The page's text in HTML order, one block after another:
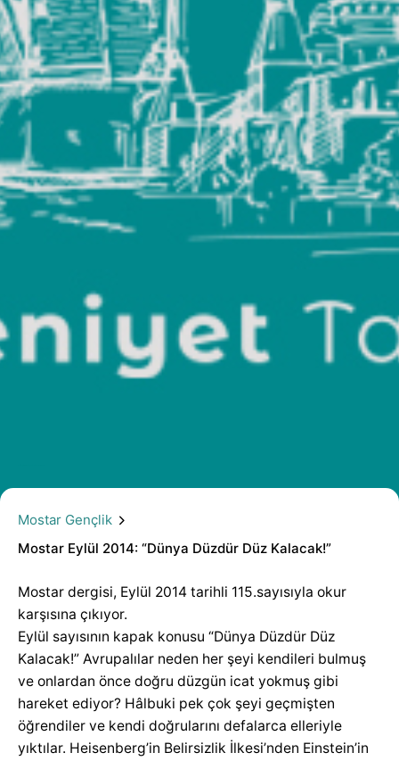
Mostar Gençlik
Mostar Eylül 2014: “Dünya Düzdür Düz Kalacak!”
Mostar dergisi, Eylül 2014 tarihli 115.sayısıyla okur
karşısına çıkıyor.
Eylül sayısının kapak konusu “Dünya Düzdür Düz
Kalacak!” Avrupalılar neden her şeyi kendileri bulmuş
ve onlardan önce doğru düzgün icat yokmuş gibi
hareket ediyor? Hâlbuki pek çok şeyi geçmişten
öğrendiler ve kendi doğrularını defalarca elleriyle
yıktılar. Heisenberg’in Belirsizlik İlkesi’nden Einstein’in